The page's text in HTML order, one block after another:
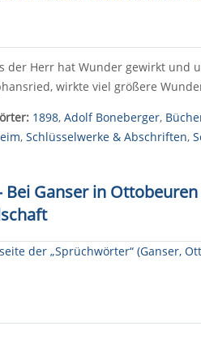
der Herr hat Wunder gewirkt und
wirkte viel größere
1898, Adolf Boneberger,
, Schlüsselwerke & Abschriften,
Bei Ganser in